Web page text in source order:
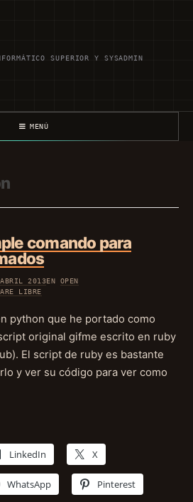
SUPERIOR Y SYSADMIN
MENÚ
comando para
2013EN OPEN
LIBRE
python que he portado como
original gifme escrito en ruby
El script de ruby es bastante
y ver su código para ver como
LinkedIn X
WhatsApp Pinterest